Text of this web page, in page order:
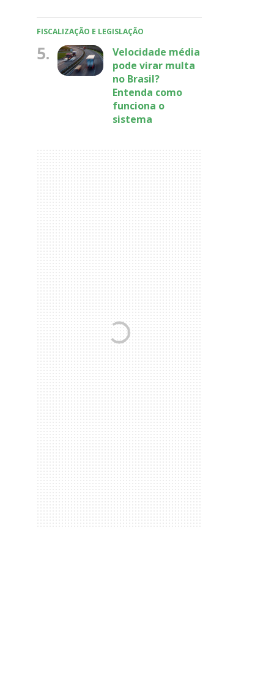
FISCALIZAÇÃO E LEGISLAÇÃO
5.
Velocidade média
pode virar multa
no Brasil?
Entenda como
funciona o
sistema